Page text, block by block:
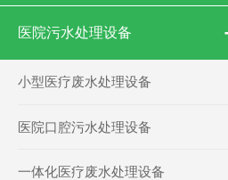
医院污水处理设备
小型医疗废水处理设备
医院口腔污水处理设备
一体化医疗废水处理设备